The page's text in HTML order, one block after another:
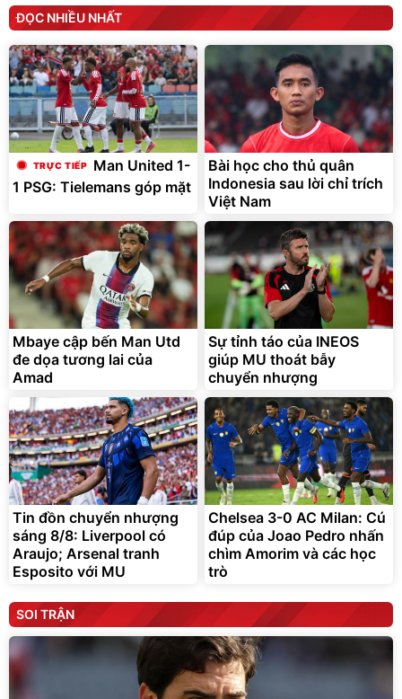
ĐỌC NHIỀU NHẤT
Man United 1-
1 PSG: Tielemans góp mặt
Bài học cho thủ quân
Indonesia sau lời chỉ trích
Việt Nam
Mbaye cập bến Man Utd
đe dọa tương lai của
Amad
Sự tỉnh táo của INEOS
giúp MU thoát bẫy
chuyển nhượng
Tin đồn chuyển nhượng
sáng 8/8: Liverpool có
Araujo; Arsenal tranh
Esposito với MU
Chelsea 3-0 AC Milan: Cú
đúp của Joao Pedro nhấn
chìm Amorim và các học
trò
SOI TRẬN